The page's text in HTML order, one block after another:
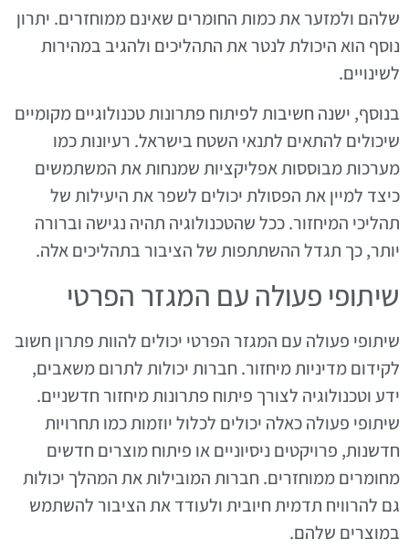
שלהם ולמזער את כמות החומרים שאינם ממוחזרים. יתרון
נוסף הוא היכולת לנטר את התהליכים ולהגיב במהירות
לשינויים.
בנוסף, ישנה חשיבות לפיתוח פתרונות טכנולוגיים מקומיים
שיכולים להתאים לתנאי השטח בישראל. רעיונות כמו
מערכות מבוססות אפליקציות שמנחות את המשתמשים
כיצד למיין את הפסולת יכולים לשפר את היעילות של
תהליכי המיחזור. ככל שהטכנולוגיה תהיה נגישה וברורה
יותר, כך תגדל ההשתתפות של הציבור בתהליכים אלה.
שיתופי פעולה עם המגזר הפרטי
שיתופי פעולה עם המגזר הפרטי יכולים להוות פתרון חשוב
לקידום מדיניות מיחזור. חברות יכולות לתרום משאבים,
ידע וטכנולוגיה לצורך פיתוח פתרונות מיחזור חדשניים.
שיתופי פעולה כאלה יכולים לכלול יוזמות כמו תחרויות
חדשנות, פרויקטים ניסיוניים או פיתוח מוצרים חדשים
מחומרים ממוחזרים. חברות המובילות את המהלך יכולות
גם להרוויח תדמית חיובית ולעודד את הציבור להשתמש
במוצרים שלהם.